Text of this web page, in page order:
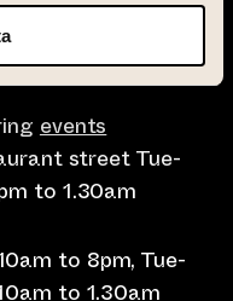
20700 Turku
events
street Tue-
to 1.30am
to 8pm, Tue-
to 1.30am